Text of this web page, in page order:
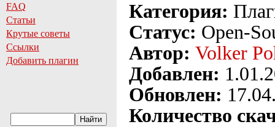
FAQ
Статьи
Крутые советы
Ссылки
Добавить плагин
Категория:
Статус: Open-
Автор: Volker
Добавлен:
Обновлен:
Количество